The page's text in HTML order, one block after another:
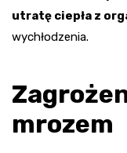
utratę ciepła z
wychłodzenia.
mrozem